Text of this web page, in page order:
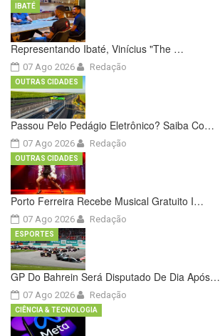
Representando Ibaté, Vinícius "The …
07 Ago 2026
IBATÉ
Redação
Passou Pelo Pedágio Eletrônico? Saiba Co…
07 Ago 2026
OUTRAS CIDADES
Redação
Porto Ferreira Recebe Musical Gratuito I…
07 Ago 2026
OUTRAS CIDADES
Redação
GP Do Bahrein Será Disputado De Dia Após…
07 Ago 2026
ESPORTES
Redação
CIÊNCIA & TECNOLOGIA